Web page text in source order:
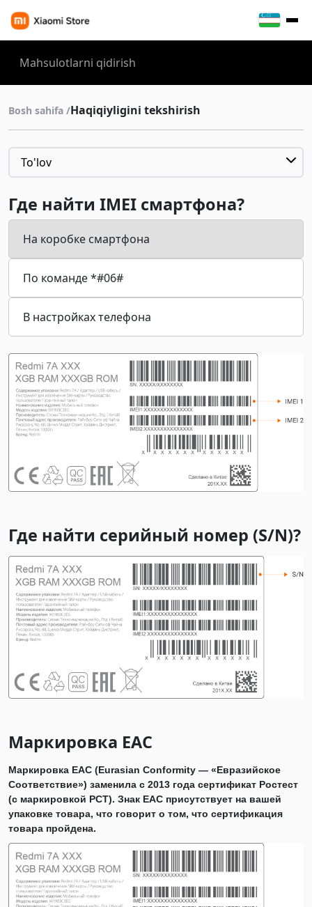
Bosh sahifa /Haqiqiyligini tekshirish
To'lov
To'lov
Tovarlar kafolati
Yo‘riqnomalar
Haqiqiyligini tekshirish
Где найти IMEI смартфона?
На коробке смартфона
По команде *#06#
В настройках телефона
Где найти серийный номер (S/N)?
Маркировка EAC
Маркировка EAC (Eurasian Conformity — «Евразийское
Соответствие») заменила с 2013 года сертификат Ростест
(с маркировкой РСТ). Знак ЕАС присутствует на вашей
упаковке товара, что говорит о том, что сертификация
товара пройдена.